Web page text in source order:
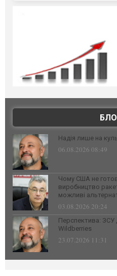
Надія лише на
06.08.2026 08:49
Чому США не
виробництво
можливі
03.08.2026 20:24
Перспектива: ЗСУ
Wildberries
23.07.2026 11:31